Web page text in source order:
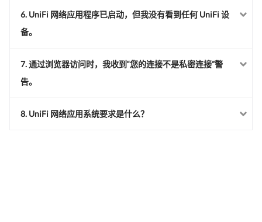
6. UniFi 网络应用程序已启动，但我没有看到任何 UniFi 设
备。
7. 通过浏览器访问时，我收到“您的连接不是私密连接”警
告。
8. UniFi 网络应用系统要求是什么？